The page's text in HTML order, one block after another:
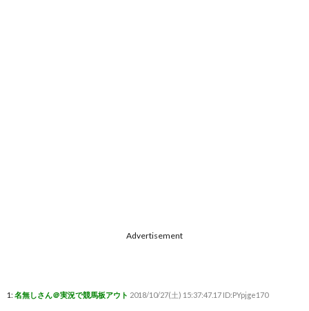
Advertisement
1: 名無しさん＠実況で競馬板アウト 2018/10/27(土) 15:37:47.17 ID:PYpjge170